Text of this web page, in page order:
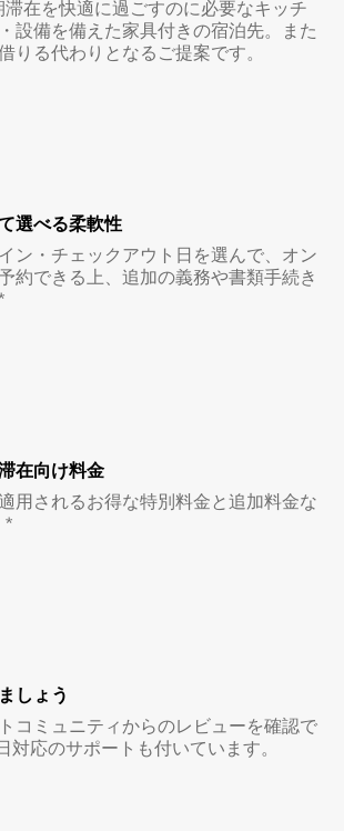
在を快適に過ごすのに必要なキッチ
設備を備えた家具付きの宿泊先。また
りる代わりとなるご提案です。
選べる柔軟性
ン・チェックアウト日を選んで、オン
約できる上、追加の義務や書類手続き
在向け料金
用されるお得な特別料金と追加料金な
*
しょう
コミュニティからのレビューを確認で
対応のサポートも付いています。